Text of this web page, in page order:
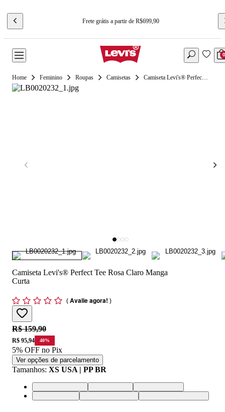
Frete grátis a partir de R$699,90
0
Feminino Roupas Camisetas Camiseta Levi's® Perfect Tee Rosa Claro Manga Curta
Camiseta Levi's® Perfect Tee Rosa Claro Manga
Curta
(Avalie agora! )
Original price:
R$ 159,90
Price:
R$ 95,94 40%
5% OFF no Pix
Ver opções de parcelamento
Tamanhos: XS USA | PP BR
XS USA | PP BRS USA | P BRM USA | M BR
L USA | G BRXL USA | GG BRXXL USA | EGG BR